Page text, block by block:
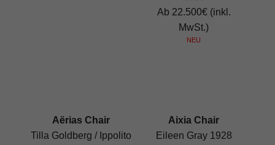
Ab 22.500€ (inkl.
MwSt.)
NEU
Aërias Chair
Tilla Goldberg / Ippolito
Aixia Chair
Eileen Gray 1928